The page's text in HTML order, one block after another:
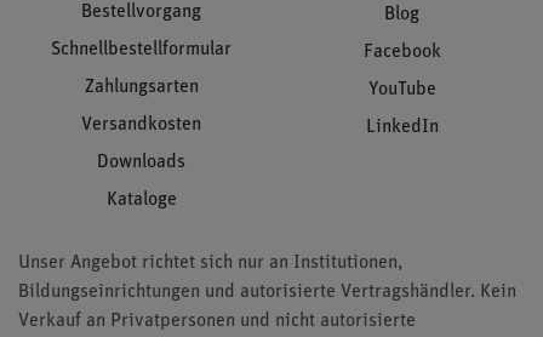
Bestellvorgang
Schnellbestellformular
Zahlungsarten
Versandkosten
Downloads
Kataloge
Blog
Facebook
YouTube
LinkedIn
Unser Angebot richtet sich nur an Institutionen,
Bildungseinrichtungen und autorisierte Vertragshändler. Kein
Verkauf an Privatpersonen und nicht autorisierte